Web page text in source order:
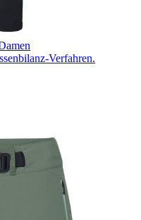
Verfahren.